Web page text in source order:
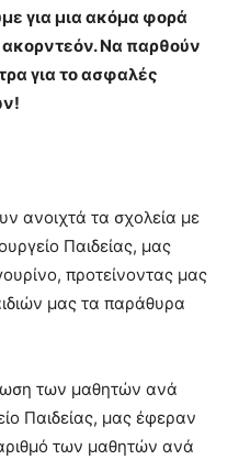
για μια ακόμα φορά
ακορντεόν. Να παρθούν
για το ασφαλές
ανοιχτά τα σχολεία με
Παιδείας, μας
προτείνοντας μας
μας τα παράθυρα
των μαθητών ανά
Παιδείας, μας έφεραν
των μαθητών ανά